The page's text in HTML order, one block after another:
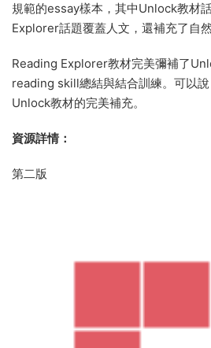
規範的essay樣本，其中Unlock教材
Explorer話題覆蓋人文，還補充了自然
Reading Explorer教材完美彌補了
reading skill總結與結合訓練。可以
Unlock教材的完美補充。
資源詳情：
第二版